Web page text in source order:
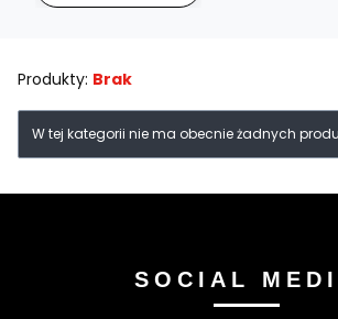
Produkty: Brak
Lista produktów
W tej kategorii nie ma obecnie żadnych
SOCIAL